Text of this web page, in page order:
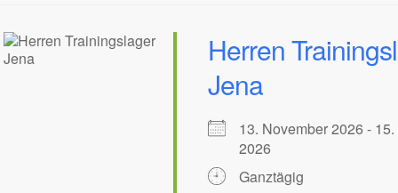
Herren
Jena
13. November 2026 -
2026
Ganztägig